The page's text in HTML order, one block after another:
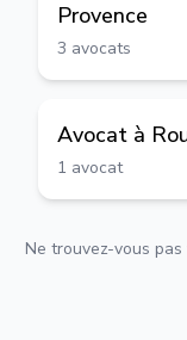
Provence
3 avocats
Avocat à
1 avocat
Ne trouvez-vous